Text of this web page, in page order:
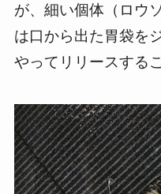
が、細い個体（ロウ
は口から出た胃袋を
やってリリースする